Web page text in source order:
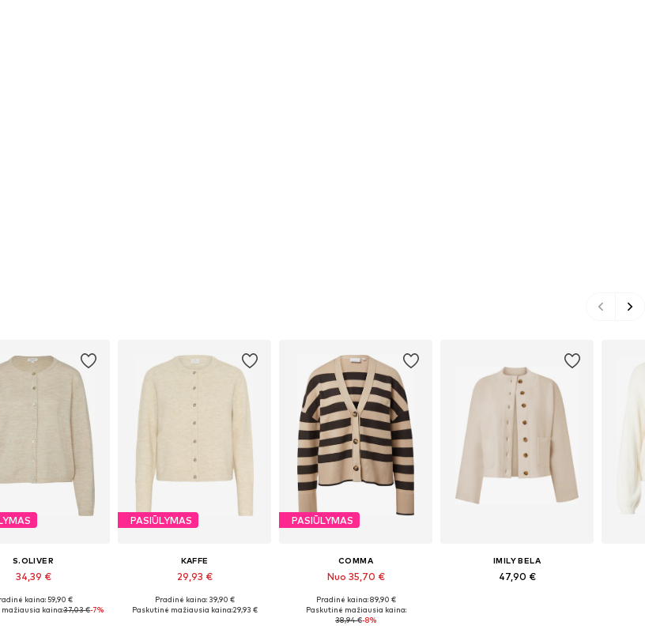
S.OLIVER
34,39 €
dydžiai: XS, S, M, XL
kaina: 59,90 €
mažiausia kaina:37,03 €-7%
PASIŪLYMAS
KAFFE
29,93 €
Galimi dydžiai: XS, S, L, XL, XXL
Pradinė kaina: 39,90 €
Paskutinė mažiausia kaina:29,93 €
PASIŪLYMAS
COMMA
Nuo 35,70 €
Į krepšelį
Pradinė kaina: 89,90 €
Paskutinė mažiausia kaina:
38,94 €-8%
IMILY BELA
47,90 €